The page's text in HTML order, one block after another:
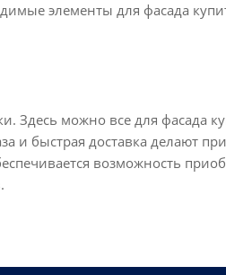
элементы для фасада
Здесь можно все для фасада
и быстрая доставка делают
возможность